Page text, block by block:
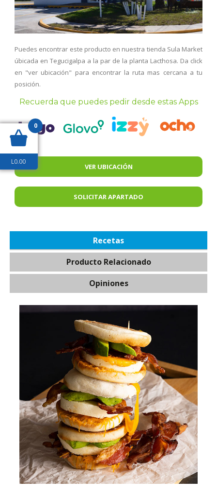
Puedes encontrar este producto en nuestra tienda Sula Market
úbicada en Tegucigalpa a la par de la planta Lacthosa. Da click
en "ver ubicación" para encontrar la ruta mas cercana a tu
posición.
Recuerda que puedes pedir desde estas Apps
VER UBICACIÓN
SOLICITAR APARTADO
Recetas
Producto Relacionado
Opiniones
0
L0.00